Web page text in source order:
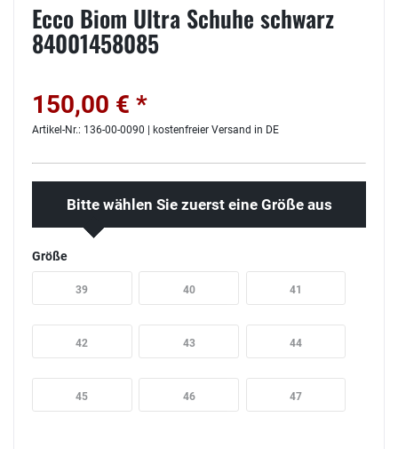
Ecco Biom Ultra Schuhe schwarz
84001458085
150,00 € *
Artikel-Nr.: 136-00-0090 | kostenfreier Versand in DE
Bitte wählen Sie zuerst eine Größe aus
Größe
39 40 41
42 43 44
45 46 47